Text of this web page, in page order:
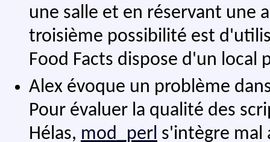
une salle et en réservant une
troisième possibilité est
Food Facts dispose d'un local
Alex évoque un problème
Pour évaluer la qualité des
Hélas, mod_perl s'intègre mal